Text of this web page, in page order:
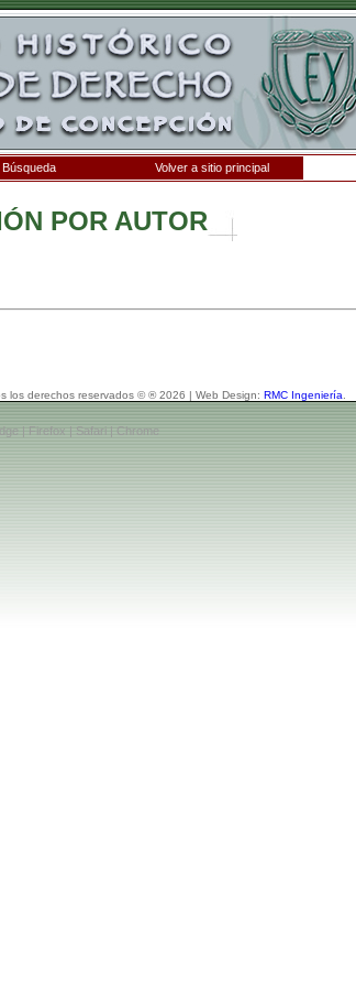
Búsqueda Volver a sitio principal
POR AUTOR
los derechos reservados © ® 2026 | Web Design: RMC Ingeniería
| Firefox | Safari | Chrome